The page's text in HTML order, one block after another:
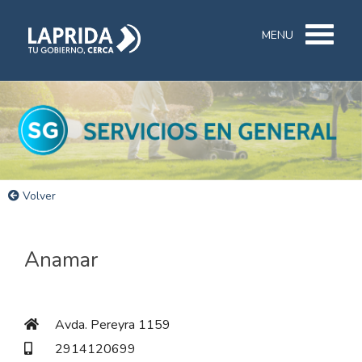
MENU
Volver
Anamar
Avda. Pereyra 1159
2914120699